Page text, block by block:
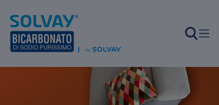
Salta al contenuto principale